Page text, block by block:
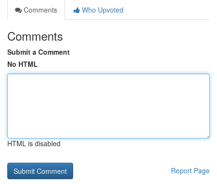
Comments
Who Upvoted
Comments
Submit a Comment
No HTML
HTML is disabled
Report Page